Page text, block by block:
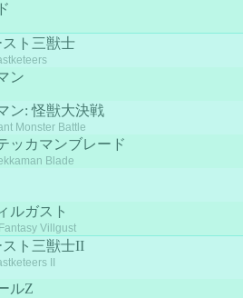
ト三獣士
ン
ン: 怪獣大決戦
Monster Battle
ッカマンブレード
Blade
ルガスト
Villgust
ト三獣士II
II
ルZ